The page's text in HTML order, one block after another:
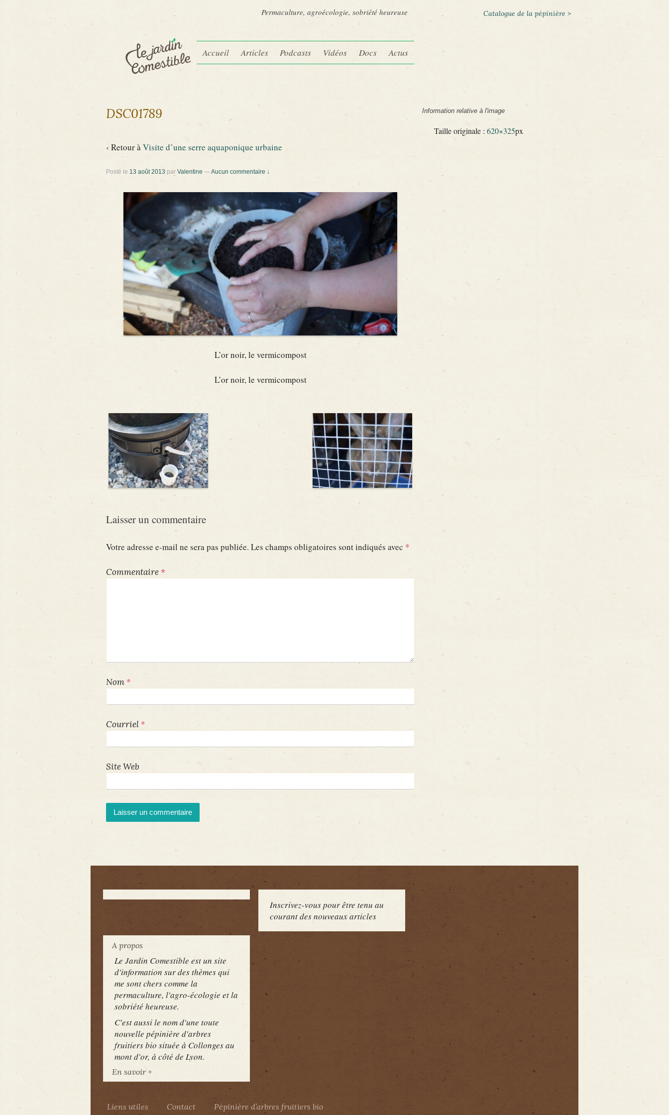
Permaculture, agroécologie, sobriété heureuse Catalogue de la pépinière >
Accueil Articles Podcasts Vidéos Docs Actus
DSC01789
‹ Retour àVisite d’une serre aquaponique urbaine
Posté le 13 août 2013 parValentine —Aucun commentaire ↓
L’or noir, le vermicompost
L’or noir, le vermicompost
Laisser un commentaire
Votre adresse e-mail ne sera pas publiée. Les champs obligatoires sont indiqués avec *
Commentaire *
Nom *
Courriel *
Site Web
Information relative à l'image
Taille originale :620×325px
Inscrivez-vous pour être tenu au
courant des nouveaux articles
A propos
Le Jardin Comestible est un site
d'information sur des thèmes qui
me sont chers comme la
permaculture, l'agro-écologie et la
sobriété heureuse.
C'est aussi le nom d'une toute
nouvelle pépinière d'arbres
fruitiers bio située à Collonges au
mont d'or, à côté de Lyon.
En savoir +
Liens utiles Contact Pépinière d’arbres fruitiers bio